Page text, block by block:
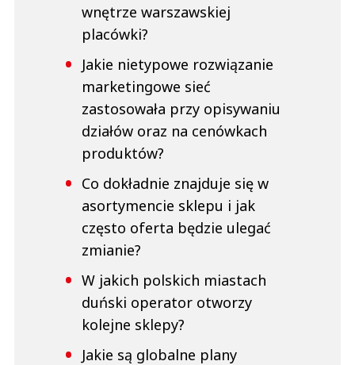
wnętrze warszawskiej
placówki?
Jakie nietypowe rozwiązanie
marketingowe sieć
zastosowała przy opisywaniu
działów oraz na cenówkach
produktów?
Co dokładnie znajduje się w
asortymencie sklepu i jak
często oferta będzie ulegać
zmianie?
W jakich polskich miastach
duński operator otworzy
kolejne sklepy?
Jakie są globalne plany